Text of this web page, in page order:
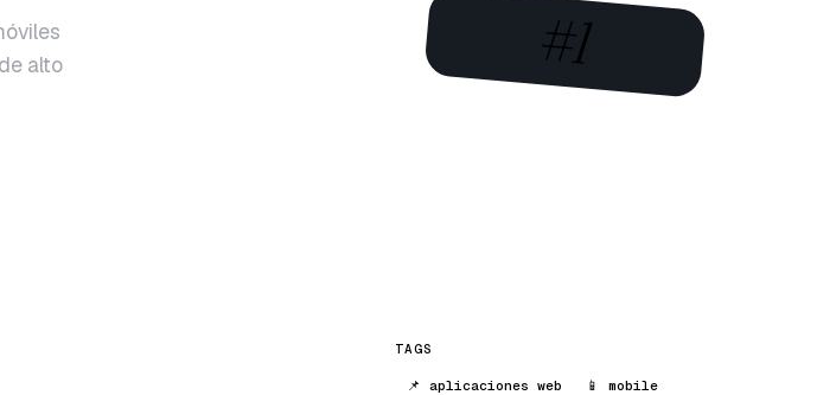
alto
#1
TAGS
📌 aplicaciones web
📱 mobile